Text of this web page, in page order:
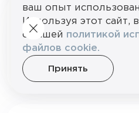
Порядок
Каждый участник
своим делом,
таймингу и
ваш опыт
Используя этот сайт,
с нашей политикой
файлов cookie.
Принять